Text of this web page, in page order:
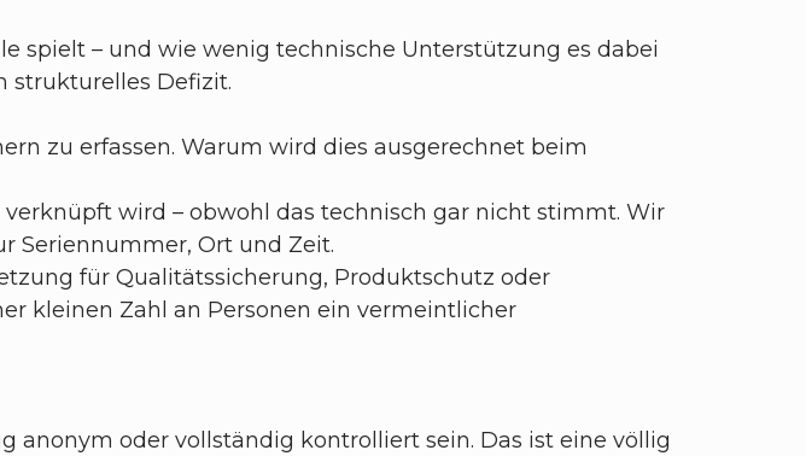
spielt – und wie wenig technische Unterstützung es dabei
strukturelles Defizit.
zu erfassen. Warum wird dies ausgerechnet beim
wird – obwohl das technisch gar nicht stimmt. Wir
Seriennummer, Ort und Zeit.
für Qualitätssicherung, Produktschutz oder
kleinen Zahl an Personen ein vermeintlicher
anonym oder vollständig kontrolliert sein. Das ist eine völlig